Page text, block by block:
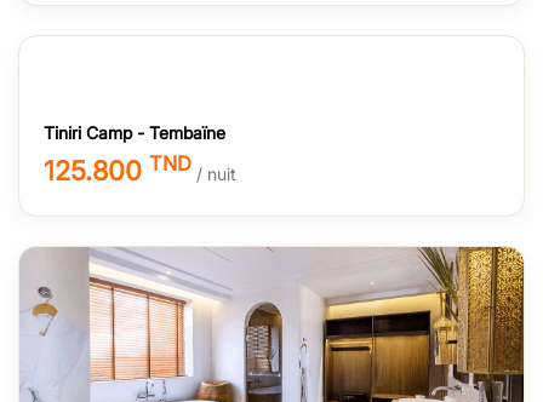
Tiniri Camp - Tembaïne
125.800 TND / nuit